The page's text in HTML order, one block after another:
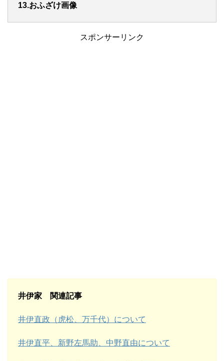
13.おふざけ画像
スポンサーリンク
井伊家 関連記事
井伊直政（虎松、万千代）について
井伊直平、新野左馬助、中野直由について